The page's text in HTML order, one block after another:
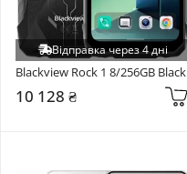
Відправка через 4 дні
Blackview Rock 1 8/256GB Black
10 128 ₴